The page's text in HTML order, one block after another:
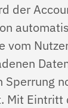
der
vom
Mit Eintritt